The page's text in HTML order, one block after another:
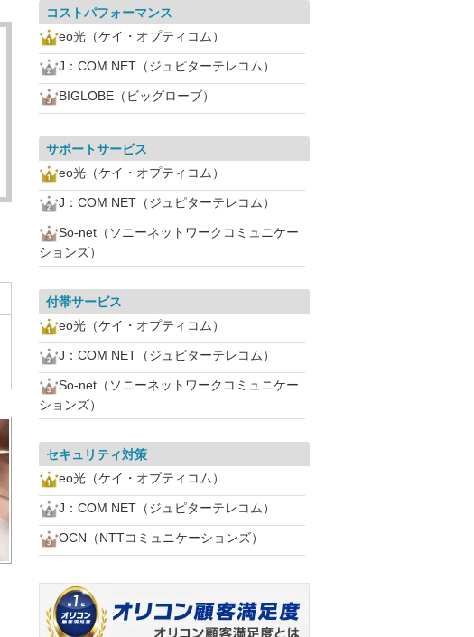
コストパフォーマンス
eo光（ケイ・オプティコム）
J：COM NET（ジュピターテレコム）
BIGLOBE（ビッグローブ）
サポートサービス
eo光（ケイ・オプティコム）
J：COM NET（ジュピターテレコム）
So-net（ソニーネットワークコミュニケー
ションズ）
付帯サービス
eo光（ケイ・オプティコム）
J：COM NET（ジュピターテレコム）
So-net（ソニーネットワークコミュニケー
ションズ）
セキュリティ対策
eo光（ケイ・オプティコム）
J：COM NET（ジュピターテレコム）
OCN（NTTコミュニケーションズ）